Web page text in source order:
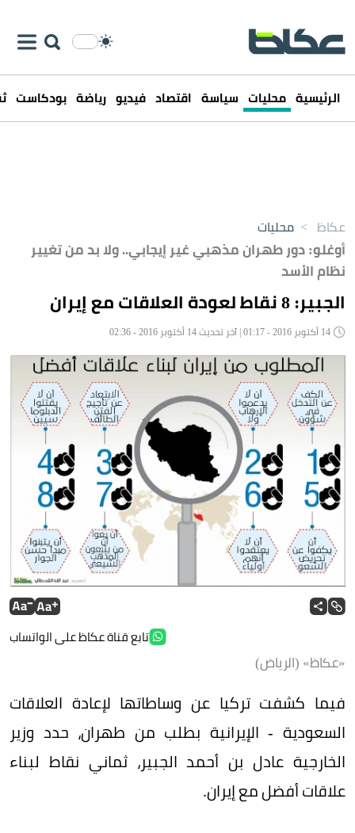
الرئيسية محليات سياسة اقتصاد فيديو رياضة بودكاست
عكاظ > محليات
أوغلو: دور طهران مذهبي غير إيجابي.. ولا بد من تغيير
نظام الأسد
الجبير: 8 نقاط لعودة العلاقات مع إيران
تابع قناة عكاظ على الواتساب
«عكاظ» (الرياض)
فيما كشفت تركيا عن وساطاتها لإعادة العلاقات
السعودية - الإيرانية بطلب من طهران، حدد وزير
الخارجية عادل بن أحمد الجبير، ثماني نقاط لبناء
علاقات أفضل مع إيران.